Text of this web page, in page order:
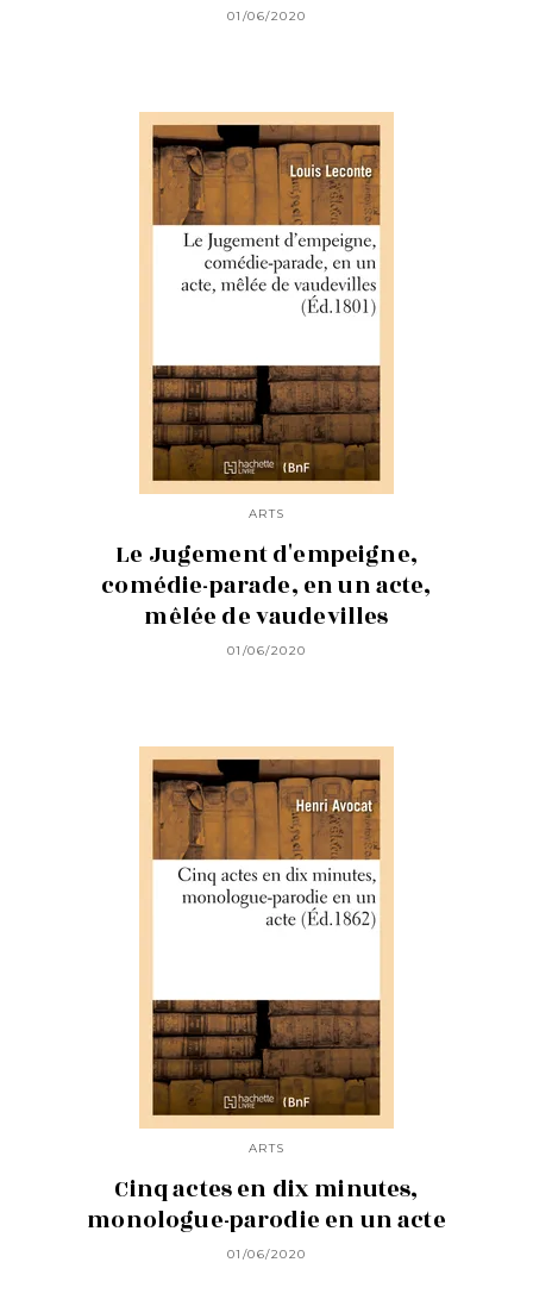
01/06/2020
ARTS
Le Jugement d'empeigne,
comédie-parade, en un acte,
mêlée de vaudevilles
01/06/2020
ARTS
Cinq actes en dix minutes,
monologue-parodie en un acte
01/06/2020